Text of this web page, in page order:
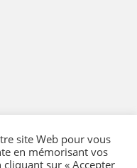
site Web pour vous
en mémorisant vos
cliquant sur « Accepter